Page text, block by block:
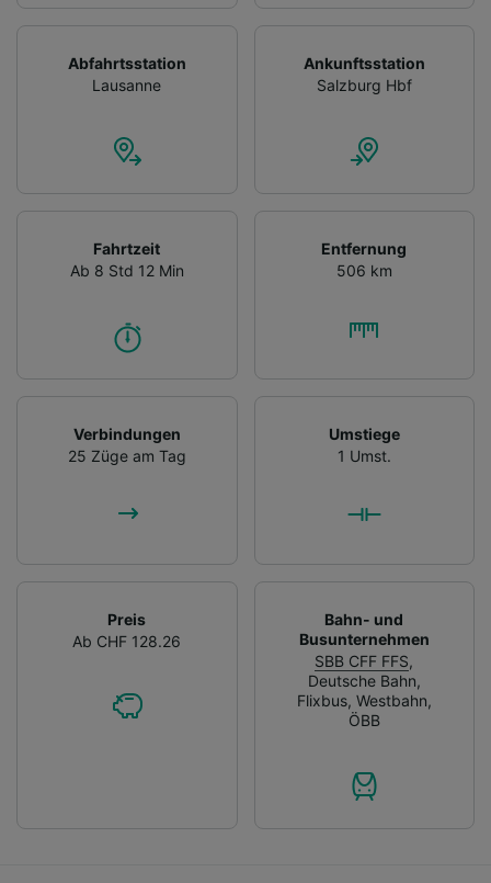
Abfahrtsstation
Lausanne
Ankunftsstation
Salzburg Hbf
Fahrtzeit
Ab 8 Std 12 Min
Entfernung
506 km
Verbindungen
25 Züge am Tag
Umstiege
1 Umst.
Preis
Ab CHF 128.26
Bahn- und
Busunternehmen
SBB CFF FFS,
Deutsche Bahn,
Flixbus, Westbahn,
ÖBB